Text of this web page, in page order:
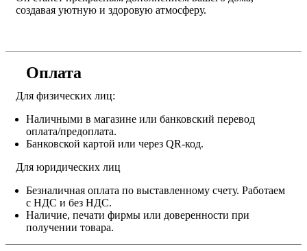
создавая уютную и здоровую атмосферу.
Оплата
Для физических лиц:
Наличными в магазине или банковский перевод
оплата/предоплата.
Банковской картой или через QR-код.
Для юридических лиц
Безналичная оплата по выставленному счету. Работаем
с НДС и без НДС.
Наличие, печати фирмы или доверенности при
получении товара.